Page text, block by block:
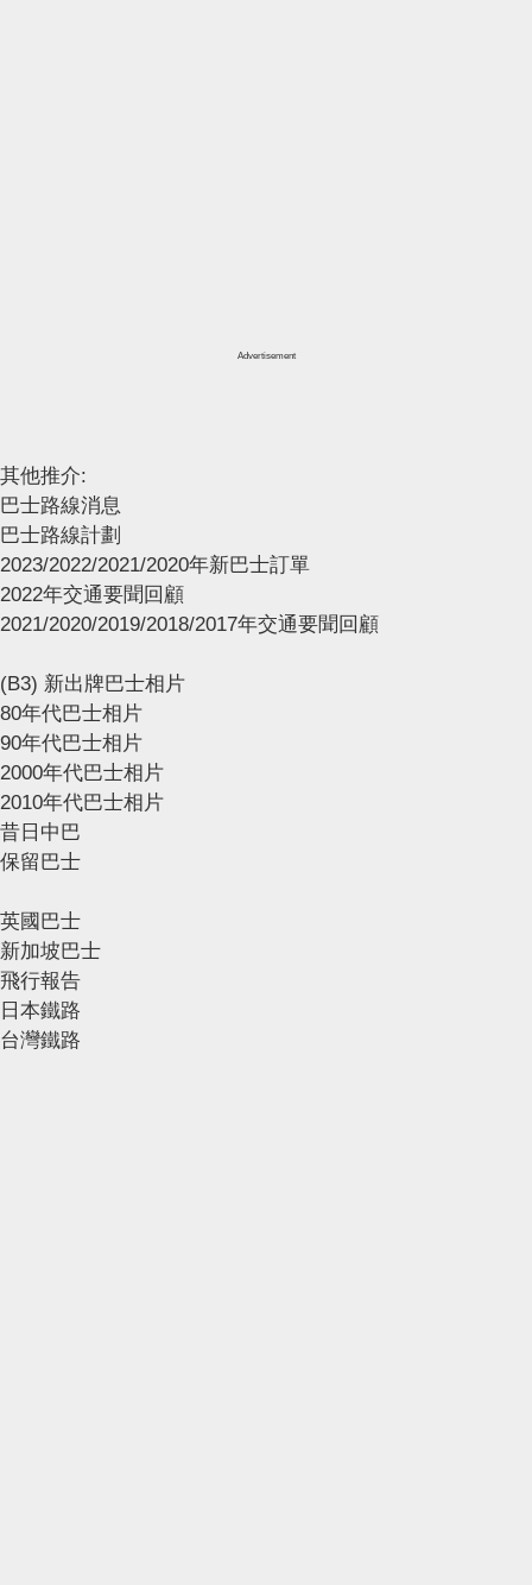
Advertisement
其他推介:
巴士路線消息
巴士路線計劃
2023/2022/2021/2020年新巴士訂單
2022年交通要聞回顧
2021/2020/2019/2018/2017年交通要聞回顧
(B3) 新出牌巴士相片
80年代巴士相片
90年代巴士相片
2000年代巴士相片
2010年代巴士相片
昔日中巴
保留巴士
英國巴士
新加坡巴士
飛行報告
日本鐵路
台灣鐵路